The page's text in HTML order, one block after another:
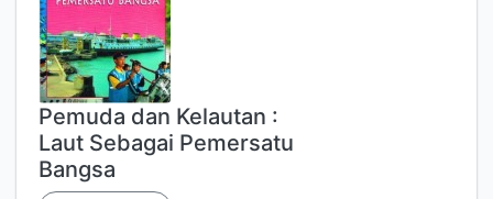
Pemuda dan Kelautan :
Laut Sebagai Pemersatu
Bangsa